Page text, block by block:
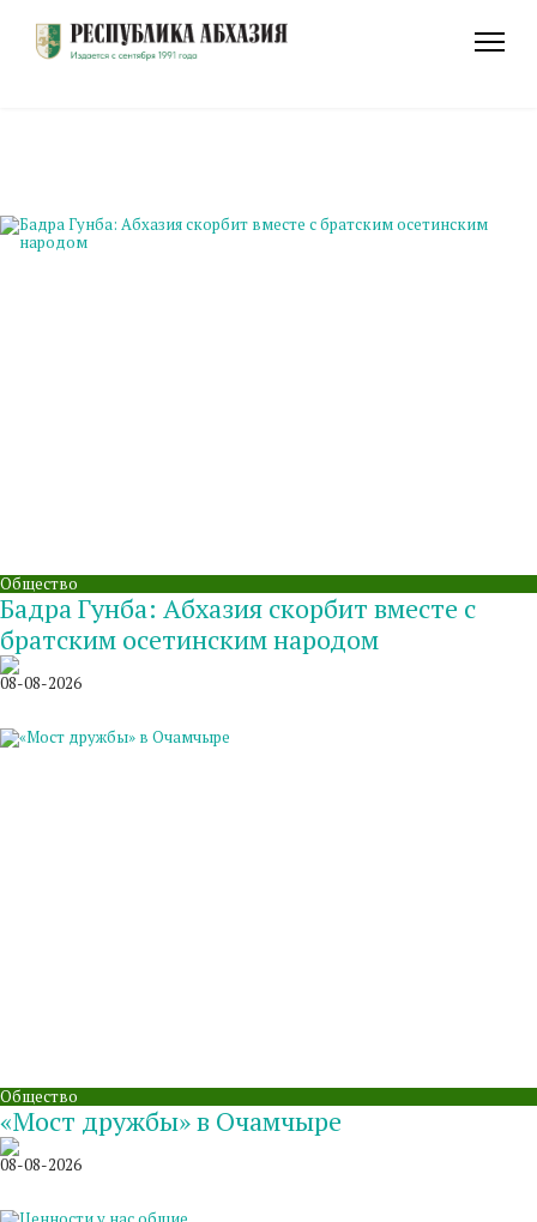
Общество
Бадра Гунба: Абхазия скорбит вместе с
братским осетинским народом
08-08-2026
Общество
«Мост дружбы» в Очамчыре
08-08-2026